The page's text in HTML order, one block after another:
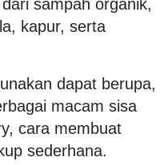
sampah organik,
kapur, serta
dapat berupa,
macam sisa
cara membuat
sederhana.